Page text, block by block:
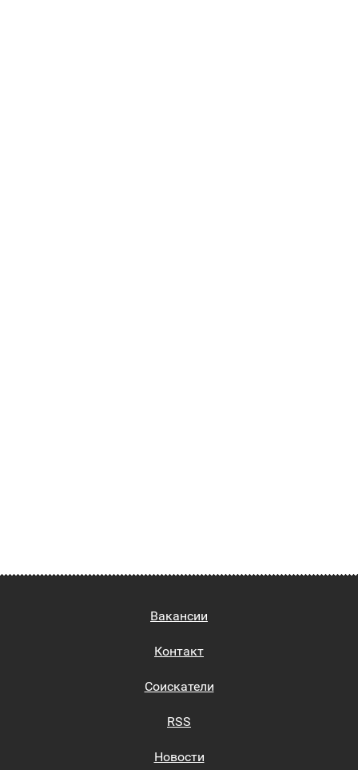
Вакансии
Контакт
Соискатели
RSS
Новости